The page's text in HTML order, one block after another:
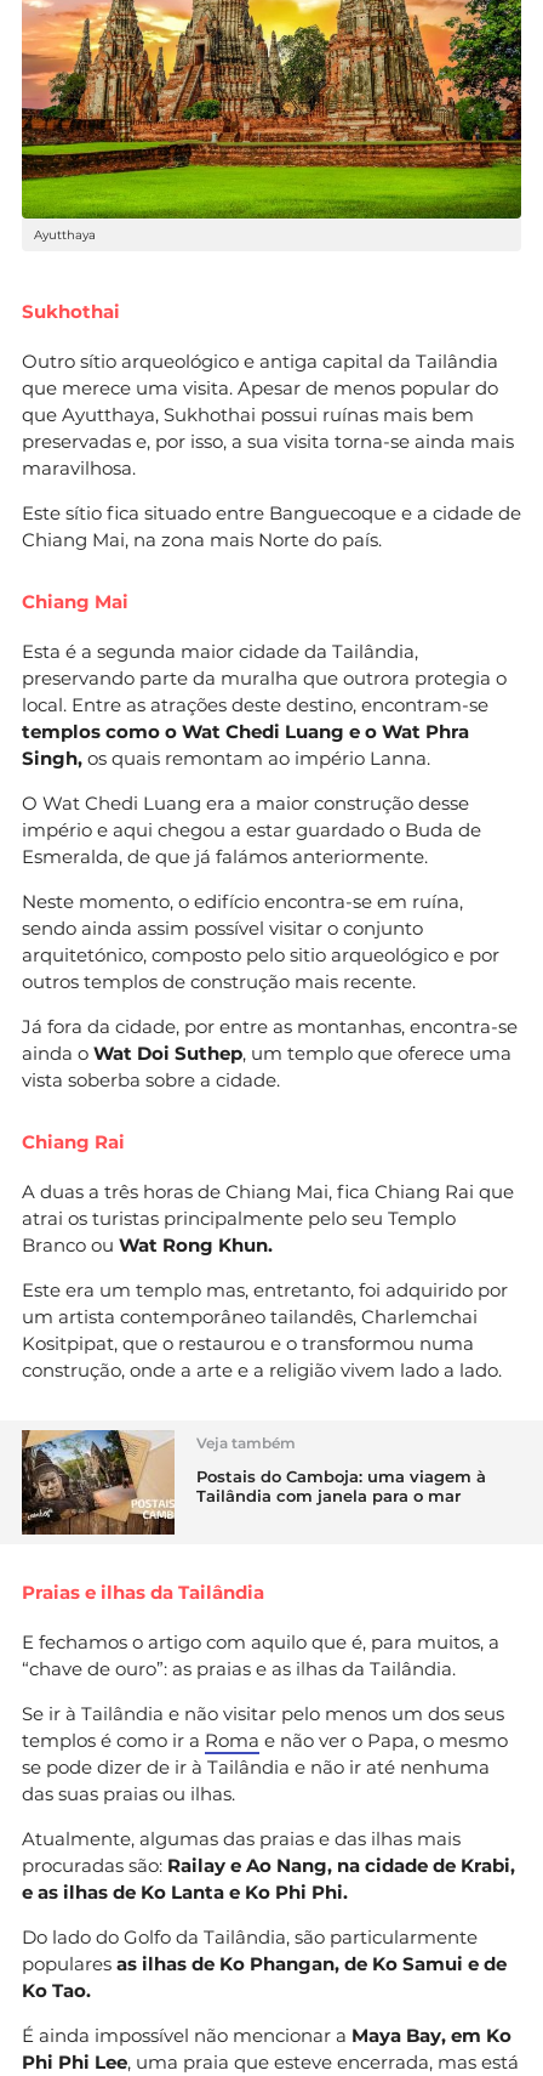
Ayutthaya
Sukhothai
Outro sítio arqueológico e antiga capital da Tailândia
que merece uma visita. Apesar de menos popular do
que Ayutthaya, Sukhothai possui ruínas mais bem
preservadas e, por isso, a sua visita torna-se ainda mais
maravilhosa.
Este sítio fica situado entre Banguecoque e a cidade de
Chiang Mai, na zona mais Norte do país.
Chiang Mai
Esta é a segunda maior cidade da Tailândia,
preservando parte da muralha que outrora protegia o
local. Entre as atrações deste destino, encontram-se
templos como o Wat Chedi Luang e o Wat Phra
Singh, os quais remontam ao império Lanna.
O Wat Chedi Luang era a maior construção desse
império e aqui chegou a estar guardado o Buda de
Esmeralda, de que já falámos anteriormente.
Neste momento, o edifício encontra-se em ruína,
sendo ainda assim possível visitar o conjunto
arquitetónico, composto pelo sitio arqueológico e por
outros templos de construção mais recente.
Já fora da cidade, por entre as montanhas, encontra-se
ainda o Wat Doi Suthep, um templo que oferece uma
vista soberba sobre a cidade.
Chiang Rai
A duas a três horas de Chiang Mai, fica Chiang Rai que
atrai os turistas principalmente pelo seu Templo
Branco ou Wat Rong Khun.
Este era um templo mas, entretanto, foi adquirido por
um artista contemporâneo tailandês, Charlemchai
Kositpipat, que o restaurou e o transformou numa
construção, onde a arte e a religião vivem lado a lado.
Veja também
Postais do Camboja: uma viagem à
Tailândia com janela para o mar
Praias e ilhas da Tailândia
E fechamos o artigo com aquilo que é, para muitos, a
“chave de ouro”: as praias e as ilhas da Tailândia.
Se ir à Tailândia e não visitar pelo menos um dos seus
templos é como ir a Roma e não ver o Papa, o mesmo
se pode dizer de ir à Tailândia e não ir até nenhuma
das suas praias ou ilhas.
Atualmente, algumas das praias e das ilhas mais
procuradas são: Railay e Ao Nang, na cidade de Krabi,
e as ilhas de Ko Lanta e Ko Phi Phi.
Do lado do Golfo da Tailândia, são particularmente
populares as ilhas de Ko Phangan, de Ko Samui e de
Ko Tao.
É ainda impossível não mencionar a Maya Bay, em Ko
Phi Phi Lee, uma praia que esteve encerrada, mas está